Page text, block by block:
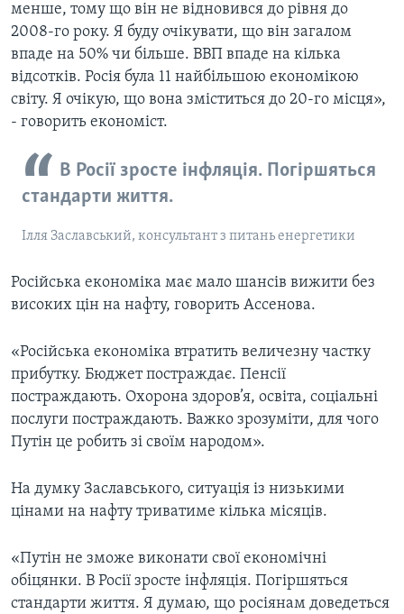
менше, тому що він не відновився до рівня до
2008-го року. Я буду очікувати, що він загалом
впаде на 50% чи більше. ВВП впаде на кілька
відсотків. Росія була 11 найбільшою економікою
світу. Я очікую, що вона зміститься до 20-го місця»,
- говорить економіст.
В Росії зросте інфляція. Погіршяться
стандарти життя.
Ілля Заславський, консультант з питань енергетики
Російська економіка має мало шансів вижити без
високих цін на нафту, говорить Ассенова.
«Російська економіка втратить величезну частку
прибутку. Бюджет постраждає. Пенсії
постраждають. Охорона здоров’я, освіта, соціальні
послуги постраждають. Важко зрозуміти, для чого
Путін це робить зі своїм народом».
На думку Заславського, ситуація із низькими
цінами на нафту триватиме кілька місяців.
«Путін не зможе виконати свої економічні
обіцянки. В Росії зросте інфляція. Погіршяться
стандарти життя. Я думаю, що росіянам доведеться